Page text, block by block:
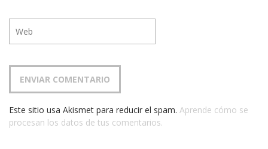
Este sitio usa Akismet para reducir el spam. Aprende cómo se
procesan los datos de tus comentarios.